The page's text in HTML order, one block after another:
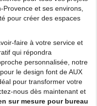
et ses environs,
pour créer des espaces
faire à votre service et
qui répondra
personnalisée, notre
le design font de AUX
pour transformer votre
nous dès maintenant et
sur mesure pour bureau